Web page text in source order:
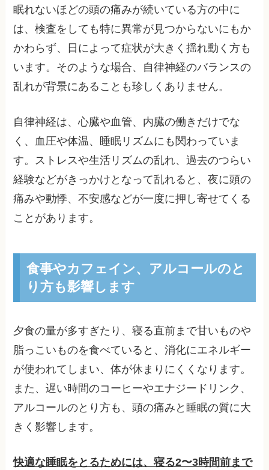
眠れないほどの頭の痛みが続いている方の中に
は、検査をしても特に異常が見つからないにもか
かわらず、日によって症状が大きく揺れ動く方も
います。そのような場合、自律神経のバランスの
乱れが背景にあることも珍しくありません。
自律神経は、心臓や血管、内臓の働きだけでな
く、血圧や体温、睡眠リズムにも関わっていま
す。ストレスや生活リズムの乱れ、過去のつらい
経験などがきっかけとなって乱れると、夜に頭の
痛みや動悸、不安感などが一度に押し寄せてくる
ことがあります。
食事やカフェイン、アルコールのと
り方も影響します
夕食の量が多すぎたり、寝る直前まで甘いものや
脂っこいものを食べていると、消化にエネルギー
が使われてしまい、体が休まりにくくなります。
また、遅い時間のコーヒーやエナジードリンク、
アルコールのとり方も、頭の痛みと睡眠の質に大
きく影響します。
快適な睡眠をとるためには、寝る2〜3時間前まで